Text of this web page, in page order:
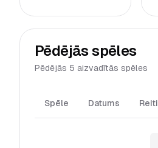
Pēdējās spēles
Pēdējās 5 aizvadītās spēles
Spēle Datums